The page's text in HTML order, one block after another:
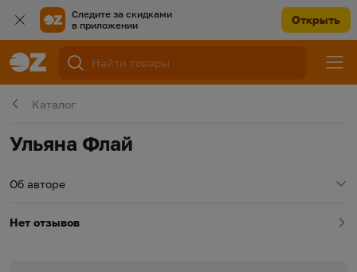
Следите за скидками
в приложении
Открыть
Каталог
Ульяна Флай
Об авторе
Нет отзывов